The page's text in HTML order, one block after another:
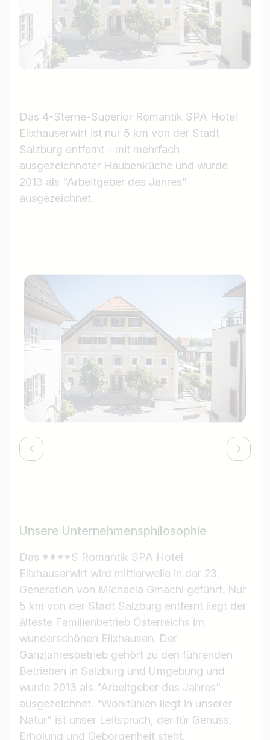
Das 4-Sterne-Superior Romantik SPA Hotel
Elixhauserwirt ist nur 5 km von der Stadt
Salzburg entfernt - mit mehrfach
ausgezeichneter Haubenküche und wurde
2013 als "Arbeitgeber des Jahres"
ausgezeichnet.
Unsere Unternehmensphilosophie
Das ****S Romantik SPA Hotel
Elixhauserwirt wird mittlerweile in der 23.
Generation von Michaela Gmachl geführt. Nur
5 km von der Stadt Salzburg entfernt liegt der
älteste Familienbetrieb Österreichs im
wunderschönen Elixhausen. Der
Ganzjahresbetrieb gehört zu den führenden
Betrieben in Salzburg und Umgebung und
wurde 2013 als "Arbeitgeber des Jahres"
ausgezeichnet. "Wohlfühlen liegt in unserer
Natur" ist unser Leitspruch, der für Genuss,
Erholung und Geborgenheit steht.